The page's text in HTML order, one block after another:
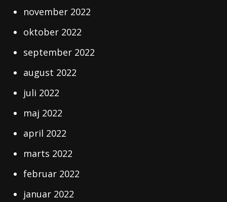
november 2022
oktober 2022
september 2022
august 2022
juli 2022
maj 2022
april 2022
marts 2022
februar 2022
januar 2022